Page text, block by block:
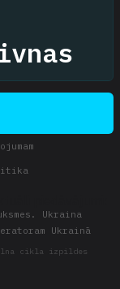
Ukraina
Ukrainā
cikla izpildes